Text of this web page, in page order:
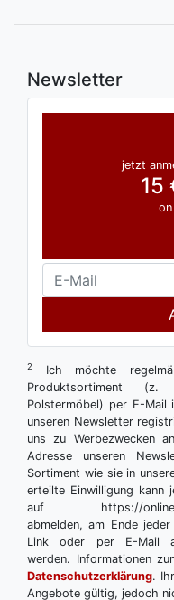
Newsletter
jetzt
15
2
Ich möchte
Produktsortiment (z.
Polstermöbel) per E-Mail
unseren Newsletter
uns zu Werbezwecken
Adresse unseren
Sortiment wie sie in
erteilte Einwilligung kann
auf https://online-
abmelden, am Ende
Link oder per E-Mail
werden. Informationen
Datenschutzerklärung.
Angebote gültig, jedoch